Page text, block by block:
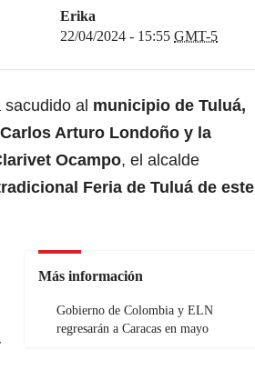
Erika
22/04/2024 - 15:55 GMT-5
al municipio de Tuluá,
Arturo Londoño y la
Ocampo, el alcalde
Feria de Tuluá de este
Más información
Gobierno de Colombia y ELN
regresarán a Caracas en mayo